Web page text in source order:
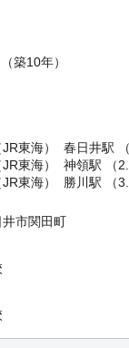
築10年）
東海） 春日井駅
東海）
神領駅 （
東海）
勝川駅 （
市関田町